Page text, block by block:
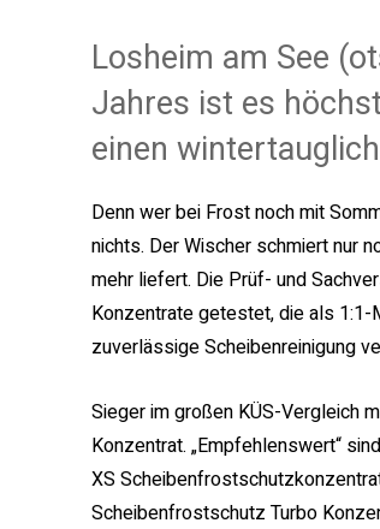
Losheim am See
Jahres ist es
einen
Denn wer bei Frost noch mit
nichts. Der Wischer schmiert nur
mehr liefert. Die Prüf- und
Konzentrate getestet, die als 1:1-
zuverlässige Scheibenreinigung
Sieger im großen KÜS-Vergleich
Konzentrat. „Empfehlenswert“
XS
Scheibenfrostschutz Turbo